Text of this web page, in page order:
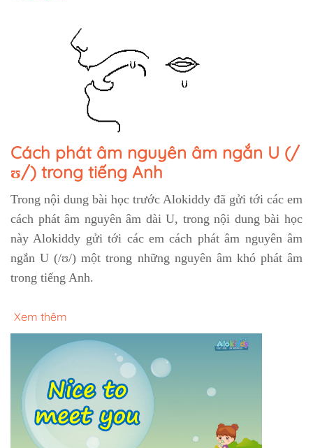
Cách phát âm nguyên âm ngắn U (/
ʊ/) trong tiếng Anh
Trong nội dung bài học trước Alokiddy đã gửi tới các em
cách phát âm nguyên âm dài U, trong nội dung bài học
này Alokiddy gửi tới các em cách phát âm nguyên âm
ngắn U (/ʊ/) một trong những nguyên âm khó phát âm
trong tiếng Anh.
Xem thêm